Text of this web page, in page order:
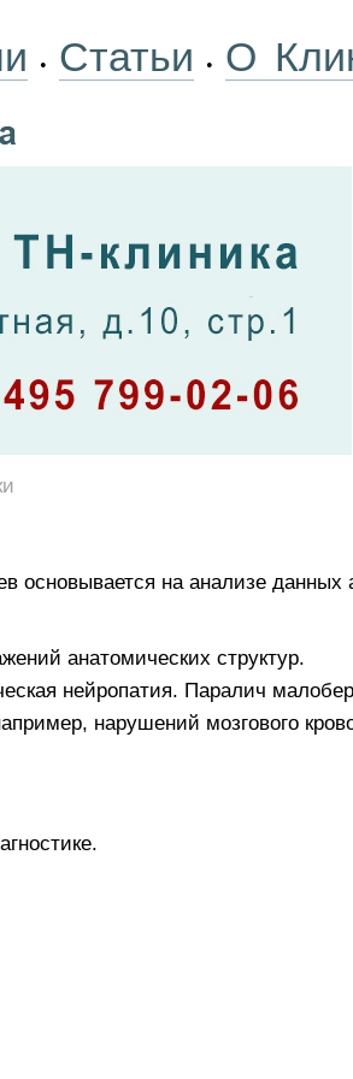
• Статьи • О
основывается на анализе данных
анатомических структур.
нейропатия. Паралич
нарушений мозгового